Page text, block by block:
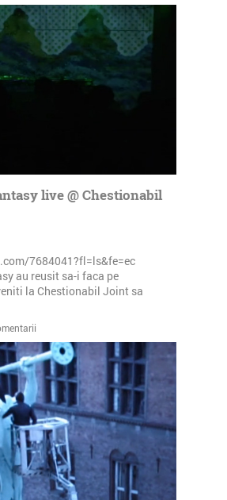
live @ Chestionabil
7684041?fl=ls&fe=ec
au reusit sa-i faca pe
la Chestionabil Joint sa